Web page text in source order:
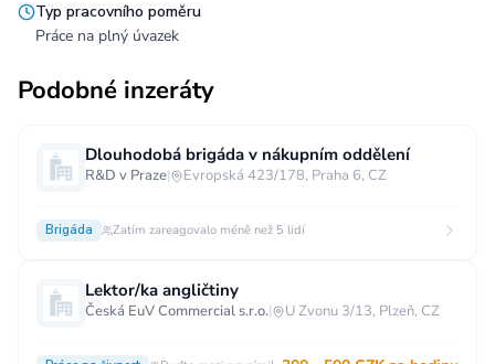
Typ pracovního poměru
Práce na plný úvazek
Podobné inzeráty
Dlouhodobá brigáda v nákupním oddělení
R&D v Praze| Evropská 423/178, Praha 6, CZ
Brigáda Zatím zareagovalo méně než 5 lidí
Lektor/ka angličtiny
Česká EuV Commercial s.r.o.| U Zvonu 3/13, Plzeň, CZ